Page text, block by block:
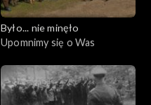
Było... nie minęło
Upomnimy się o Was